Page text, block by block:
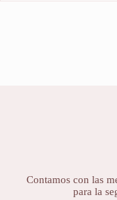
Contamos con las
para la